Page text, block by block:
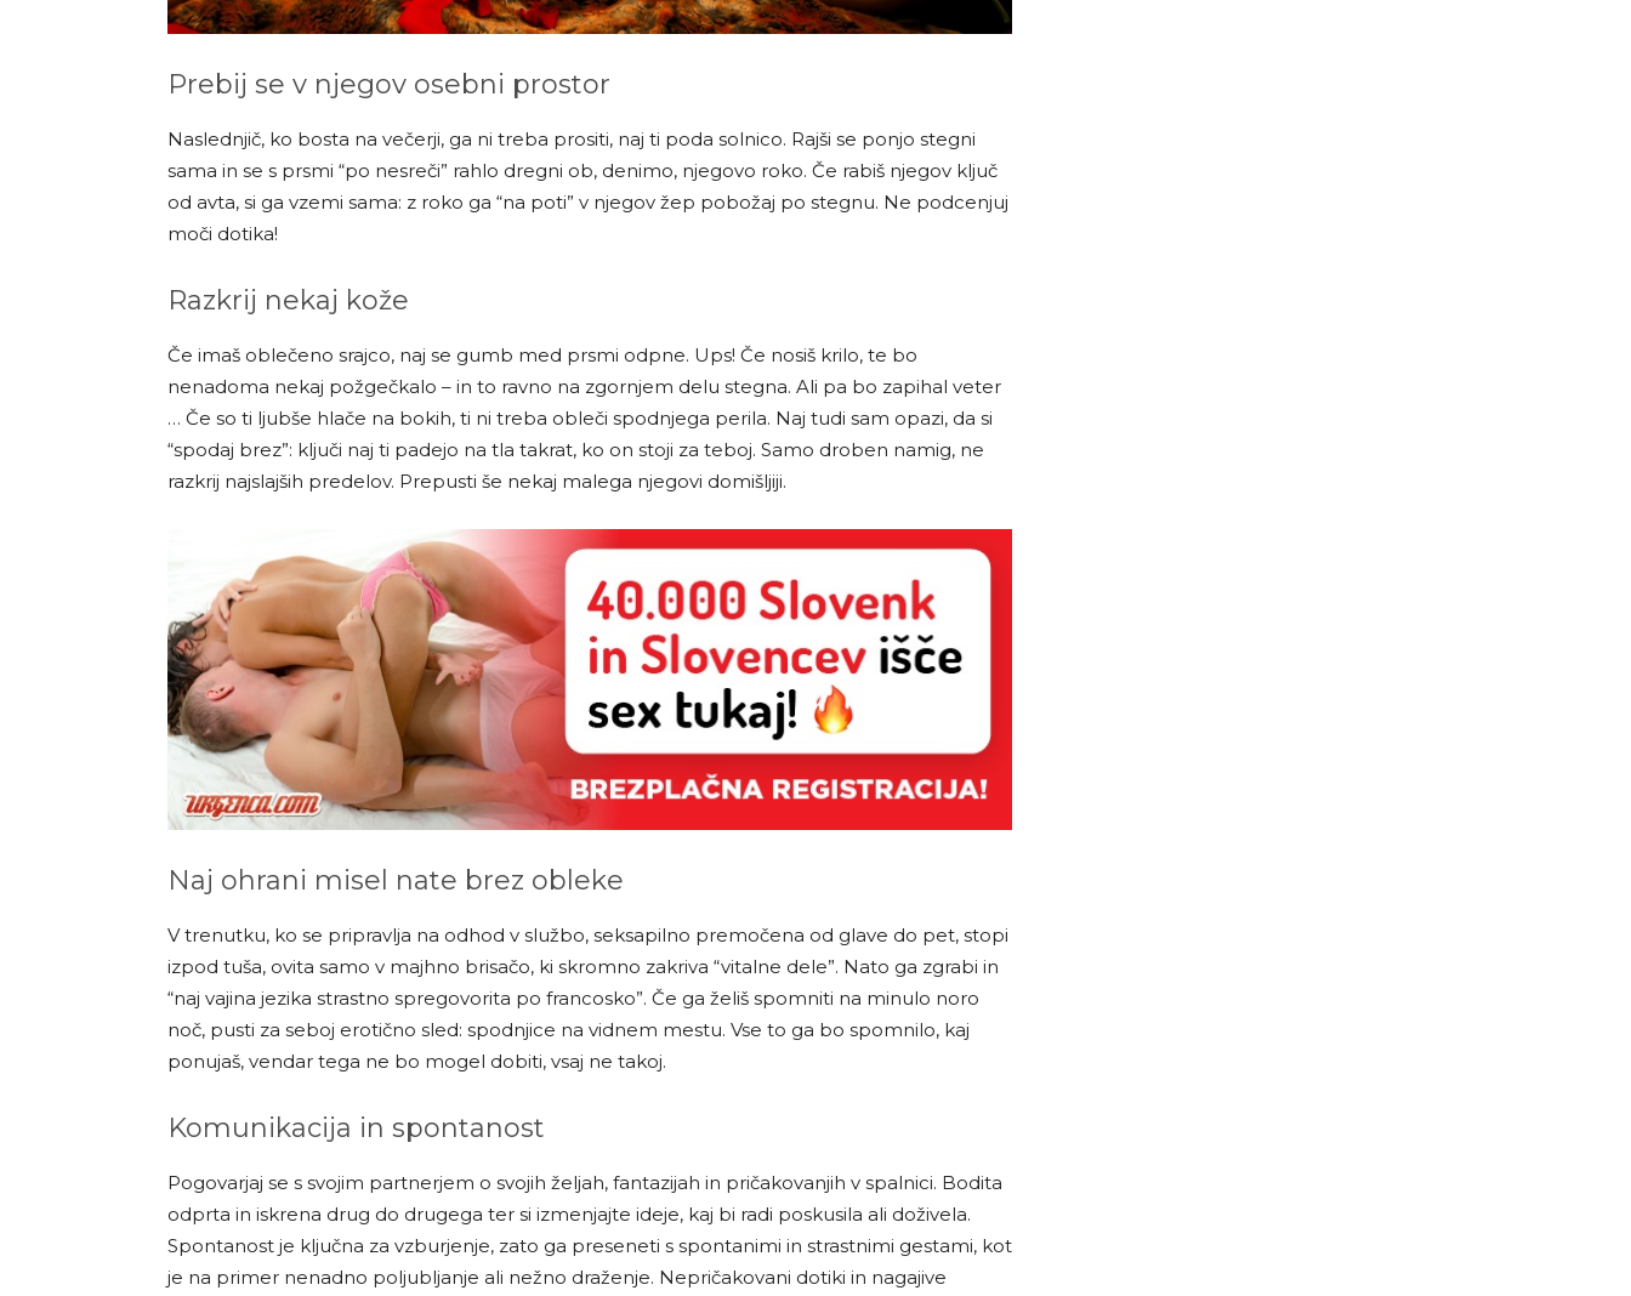
Prebij se v njegov osebni prostor
Naslednjič, ko bosta na večerji, ga ni treba prositi, naj ti poda solnico. Rajši se ponjo stegni
sama in se s prsmi “po nesreči” rahlo dregni ob, denimo, njegovo roko. Če rabiš njegov ključ
od avta, si ga vzemi sama: z roko ga “na poti” v njegov žep pobožaj po stegnu. Ne podcenjuj
moči dotika!
Razkrij nekaj kože
Če imaš oblečeno srajco, naj se gumb med prsmi odpne. Ups! Če nosiš krilo, te bo
nenadoma nekaj požgečkalo – in to ravno na zgornjem delu stegna. Ali pa bo zapihal veter
… Če so ti ljubše hlače na bokih, ti ni treba obleči spodnjega perila. Naj tudi sam opazi, da si
“spodaj brez”: ključi naj ti padejo na tla takrat, ko on stoji za teboj. Samo droben namig, ne
razkrij najslajših predelov. Prepusti še nekaj malega njegovi domišljiji.
Naj ohrani misel nate brez obleke
V trenutku, ko se pripravlja na odhod v službo, seksapilno premočena od glave do pet, stopi
izpod tuša, ovita samo v majhno brisačo, ki skromno zakriva “vitalne dele”. Nato ga zgrabi in
“naj vajina jezika strastno spregovorita po francosko”. Če ga želiš spomniti na minulo noro
noč, pusti za seboj erotično sled: spodnjice na vidnem mestu. Vse to ga bo spomnilo, kaj
ponujaš, vendar tega ne bo mogel dobiti, vsaj ne takoj.
Komunikacija in spontanost
Pogovarjaj se s svojim partnerjem o svojih željah, fantazijah in pričakovanjih v spalnici. Bodita
odprta in iskrena drug do drugega ter si izmenjajte ideje, kaj bi radi poskusila ali doživela.
Spontanost je ključna za vzburjenje, zato ga preseneti s spontanimi in strastnimi gestami, kot
je na primer nenadno poljubljanje ali nežno draženje. Nepričakovani dotiki in nagajive